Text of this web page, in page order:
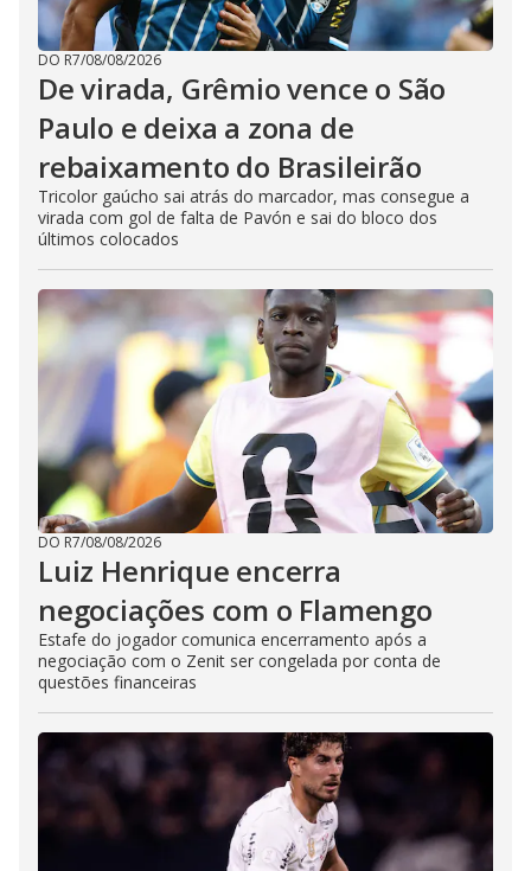
DO R7/08/08/2026
De virada, Grêmio vence o São
Paulo e deixa a zona de
rebaixamento do Brasileirão
Tricolor gaúcho sai atrás do marcador, mas consegue a
virada com gol de falta de Pavón e sai do bloco dos
últimos colocados
DO R7/08/08/2026
Luiz Henrique encerra
negociações com o Flamengo
Estafe do jogador comunica encerramento após a
negociação com o Zenit ser congelada por conta de
questões financeiras